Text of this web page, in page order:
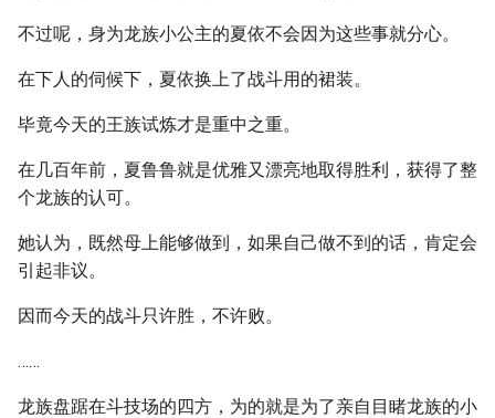
不过呢，身为龙族小公主的夏依不会因为这些事就分心。
在下人的伺候下，夏依换上了战斗用的裙装。
毕竟今天的王族试炼才是重中之重。
在几百年前，夏鲁鲁就是优雅又漂亮地取得胜利，获得了整
个龙族的认可。
她认为，既然母上能够做到，如果自己做不到的话，肯定会
引起非议。
因而今天的战斗只许胜，不许败。
……
龙族盘踞在斗技场的四方，为的就是为了亲自目睹龙族的小